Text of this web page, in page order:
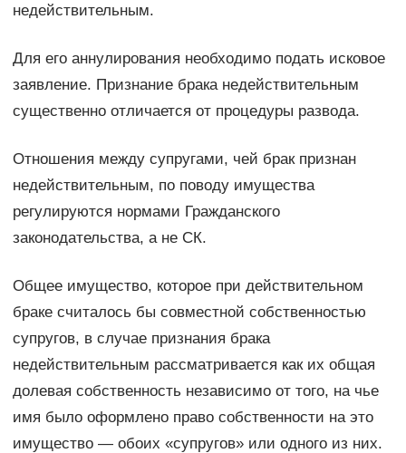
недействительным.
Для его аннулирования необходимо подать исковое
заявление. Признание брака недействительным
существенно отличается от процедуры развода.
Отношения между супругами, чей брак признан
недействительным, по поводу имущества
регулируются нормами Гражданского
законодательства, а не СК.
Общее имущество, которое при действительном
браке считалось бы совместной собственностью
супругов, в случае признания брака
недействительным рассматривается как их общая
долевая собственность независимо от того, на чье
имя было оформлено право собственности на это
имущество — обоих «супругов» или одного из них.